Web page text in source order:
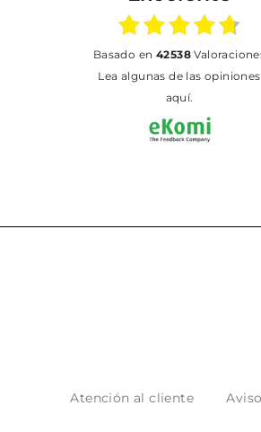
basado en 42538
Lea algunas de las opiniones
aquí.
Atención al cliente